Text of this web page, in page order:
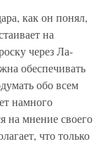
как он понял,
на
через Ла-
обеспечивать
обо всем
намного
на мнение своего
что только